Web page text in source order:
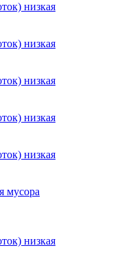
мусора